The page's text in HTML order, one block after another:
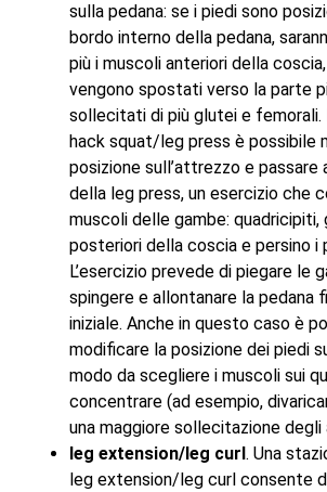
sulla pedana: se i piedi sono
bordo interno della pedana,
più i muscoli anteriori della
vengono spostati verso la parte
sollecitati di più glutei e femorali.
hack squat/leg press è possibile
posizione sull’attrezzo e passare
della leg press, un esercizio che
muscoli delle gambe: quadricipiti,
posteriori della coscia e persino i
L’esercizio prevede di piegare le
spingere e allontanare la pedana
iniziale. Anche in questo caso è
modificare la posizione dei piedi
modo da scegliere i muscoli sui
concentrare (ad esempio,
una maggiore sollecitazione
leg extension/leg curl . Una
leg extension/leg curl consente